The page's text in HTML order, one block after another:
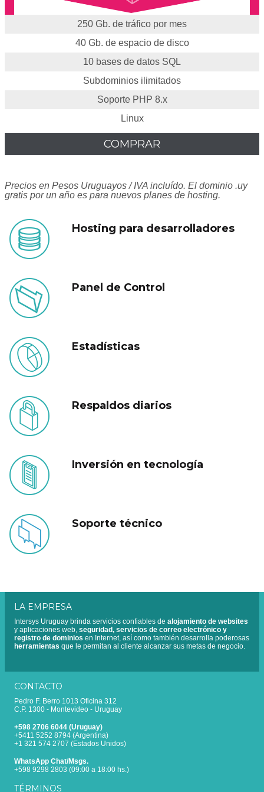
250 Gb. de tráfico por mes
40 Gb. de espacio de disco
10 bases de datos SQL
Subdominios ilimitados
Soporte PHP 8.x
Linux
COMPRAR
Precios en Pesos Uruguayos / IVA incluído. El dominio .uy
gratis por un año es para nuevos planes de hosting.
Hosting para desarrolladores
Panel de Control
Estadísticas
Respaldos diarios
Inversión en tecnología
Soporte técnico
LA EMPRESA
Intersys Uruguay brinda servicios confiables de alojamiento de websites
y aplicaciones web, seguridad, servicios de correo electrónico y
registro de dominios en Internet, así como también desarrolla poderosas
herramientas que le permitan al cliente alcanzar sus metas de negocio.
CONTACTO
Pedro F. Berro 1013 Oficina 312
C.P. 1300 - Montevideo - Uruguay
+598 2706 6044 (Uruguay)
+5411 5252 8794 (Argentina)
+1 321 574 2707 (Estados Unidos)
WhatsApp Chat/Msgs.
+598 9298 2803 (09:00 a 18:00 hs.)
TÉRMINOS